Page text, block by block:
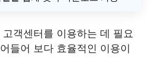
객센터를 이용하는 데 필요
들어 보다 효율적인 이용이